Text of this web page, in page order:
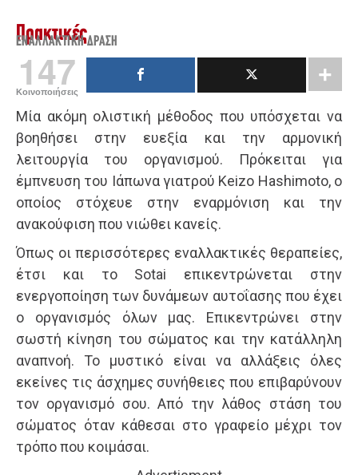
Πρακτικές
ΕΝΑΛΛΑΚΤΙΚΉ ΔΡΆΣΗ
147
Κοινοποιήσεις
Μία ακόμη ολιστική μέθοδος που υπόσχεται να
βοηθήσει στην ευεξία και την αρμονική
λειτουργία του οργανισμού. Πρόκειται για
έμπνευση του Ιάπωνα γιατρού Keizo Hashimoto, ο
οποίος στόχευε στην εναρμόνιση και την
ανακούφιση που νιώθει κανείς.
Όπως οι περισσότερες εναλλακτικές θεραπείες,
έτσι και το Sotai επικεντρώνεται στην
ενεργοποίηση των δυνάμεων αυτοΐασης που έχει
ο οργανισμός όλων μας. Επικεντρώνει στην
σωστή κίνηση του σώματος και την κατάλληλη
αναπνοή. Το μυστικό είναι να αλλάξεις όλες
εκείνες τις άσχημες συνήθειες που επιβαρύνουν
τον οργανισμό σου. Από την λάθος στάση του
σώματος όταν κάθεσαι στο γραφείο μέχρι τον
τρόπο που κοιμάσαι.